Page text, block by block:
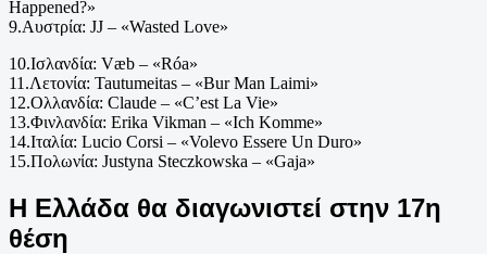
Happened?»
9.Αυστρία: JJ – «Wasted Love»
10.Ισλανδία: Væb – «Róa»
11.Λετονία: Tautumeitas – «Bur Man Laimi»
12.Ολλανδία: Claude – «C’est La Vie»
13.Φινλανδία: Erika Vikman – «Ich Komme»
14.Ιταλία: Lucio Corsi – «Volevo Essere Un Duro»
15.Πολωνία: Justyna Steczkowska – «Gaja»
Η Ελλάδα θα διαγωνιστεί στην 17η
θέση